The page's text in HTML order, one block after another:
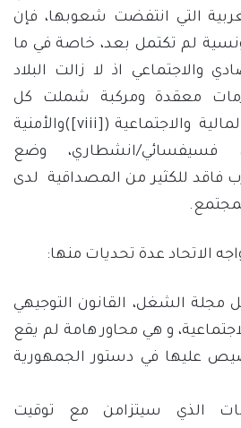
التي انتفضت شعوبها، فإن
لم تكتمل بعد، خاصة في ما
والاجتماعي اذ لا زالت البلاد
معقدة ومركبة شملت كل
والاجتماعية (
)والأمنية
فسيفسائي/انشطاري، وضع
للكثير من المصداقية لدى
الاتحاد عدة تحديات منها:
مجلة الشغل، القانون التوجيهي
و هي محاور هامة لم يقع
عليها في دستور الجمهورية
الذي سيتزامن مع توقيت